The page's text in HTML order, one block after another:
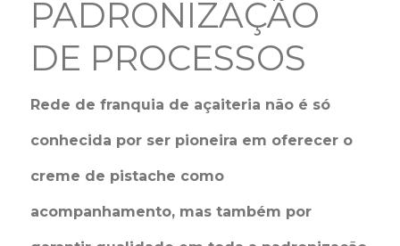
PADRONIZAÇÃO
DE PROCESSOS
Rede de franquia de açaiteria não é só
conhecida por ser pioneira em oferecer o
creme de pistache como
acompanhamento, mas também por